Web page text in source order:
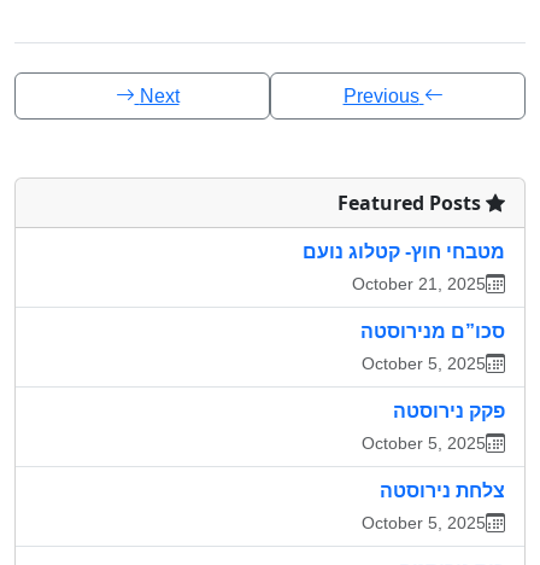
Previous
Next
Featured Posts
מטבחי חוץ- קטלוג נועם
October 21, 2025
סכו”ם מנירוסטה
October 5, 2025
פקק נירוסטה
October 5, 2025
צלחת נירוסטה
October 5, 2025